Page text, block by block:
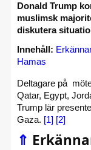
Donald Trump
muslimsk
diskutera
Innehåll:
Hamas
Deltagare på
Qatar, Egypt,
Trump lär
Gaza. [1] [2]
⇑